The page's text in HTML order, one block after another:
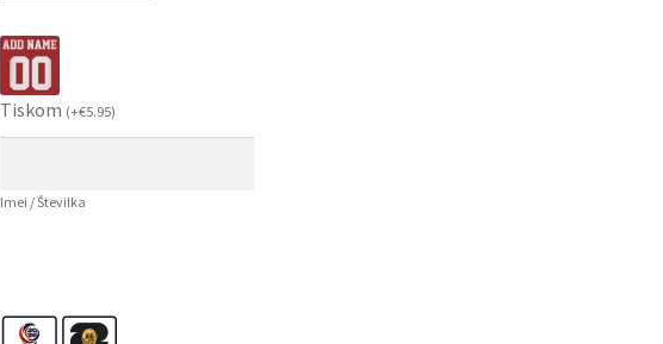
Tiskom (+€5.95)
Imei / Številka